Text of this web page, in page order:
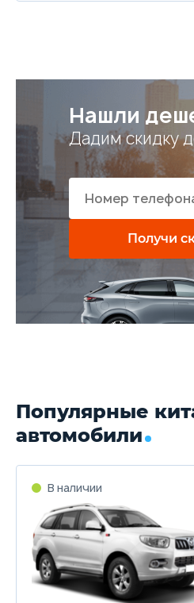
Нашли
Дадим скидку
Получи
Популярные
автомобили